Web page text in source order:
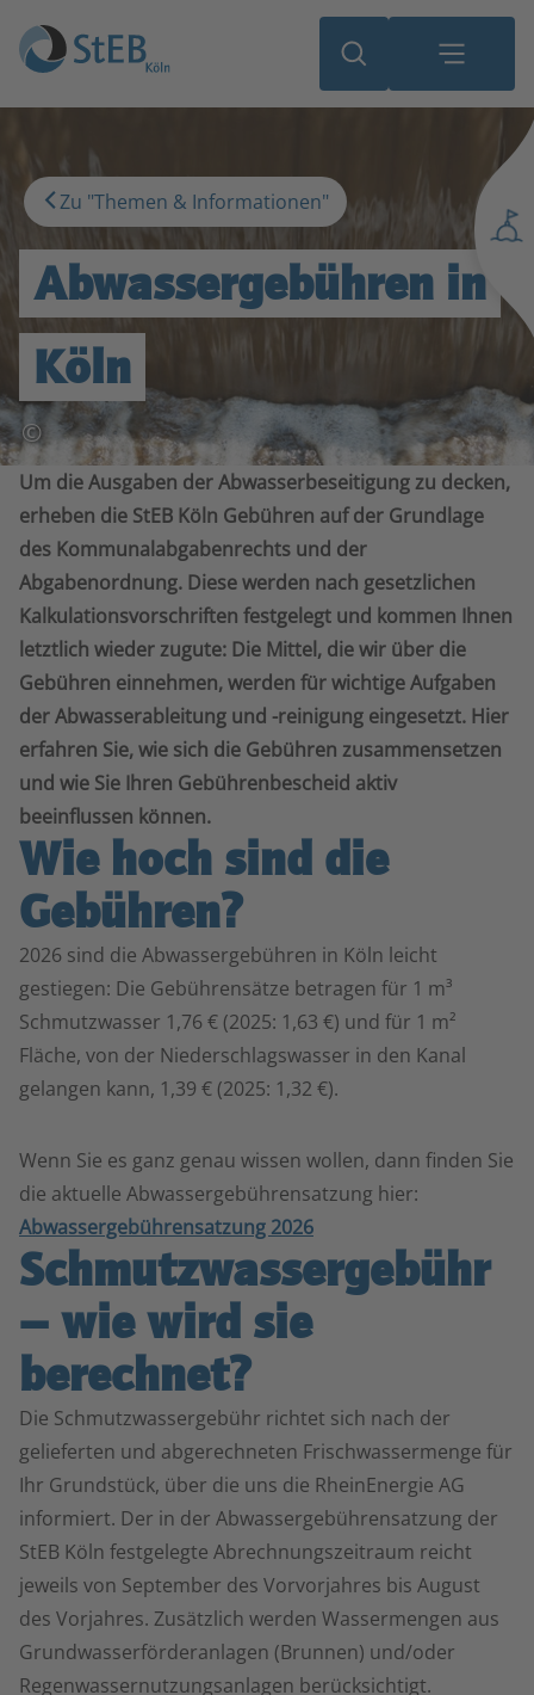
Zu "Themen & Informationen"
Abwassergebühren in
Köln
©
Um die Ausgaben der Abwasserbeseitigung zu decken,
erheben die StEB Köln Gebühren auf der Grundlage
des Kommunalabgabenrechts und der
Abgabenordnung. Diese werden nach gesetzlichen
Kalkulationsvorschriften festgelegt und kommen Ihnen
letztlich wieder zugute: Die Mittel, die wir über die
Gebühren einnehmen, werden für wichtige Aufgaben
der Abwasserableitung und -reinigung eingesetzt. Hier
erfahren Sie, wie sich die Gebühren zusammensetzen
und wie Sie Ihren Gebührenbescheid aktiv
beeinflussen können.
Wie hoch sind die
Gebühren?
2026 sind die Abwassergebühren in Köln leicht
gestiegen: Die Gebührensätze betragen für 1 m³
Schmutzwasser 1,76 € (2025: 1,63 €) und für 1 m²
Fläche, von der Niederschlagswasser in den Kanal
gelangen kann, 1,39 € (2025: 1,32 €).
Wenn Sie es ganz genau wissen wollen, dann finden Sie
die aktuelle Abwassergebührensatzung hier:
Abwassergebührensatzung 2026
Schmutzwasser­gebühr
– wie wird sie
berechnet?
Die Schmutzwassergebühr richtet sich nach der
gelieferten und abgerechneten Frischwassermenge für
Ihr Grundstück, über die uns die RheinEnergie AG
informiert. Der in der Abwassergebührensatzung der
StEB Köln festgelegte Abrechnungszeitraum reicht
jeweils von September des Vorvorjahres bis August
des Vorjahres. Zusätzlich werden Wassermengen aus
Grundwasserförderanlagen (Brunnen) und/oder
Regenwassernutzungsanlagen berücksichtigt.